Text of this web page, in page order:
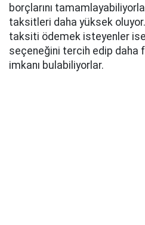
borçlarını
taksitleri daha yüksek
taksiti ödemek isteyenler
seçeneğini tercih edip daha
imkanı bulabiliyorlar.